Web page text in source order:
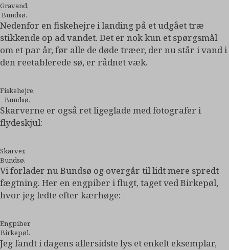
Gravand,
Bundsø.
Nedenfor en fiskehejre i landing på et udgået træ
stikkende op ad vandet. Det er nok kun et spørgsmål
om et par år, før alle de døde træer, der nu står i vand i
den reetablerede sø, er rådnet væk.
Fiskehejre,
Bundsø.
Skarverne er også ret ligeglade med fotografer i
flydeskjul:
Skarver,
Bundsø.
Vi forlader nu Bundsø og overgår til lidt mere spredt
fægtning. Her en engpiber i flugt, taget ved Birkepøl,
hvor jeg ledte efter kærhøge:
Engpiber,
Birkepøl.
Jeg fandt i dagens allersidste lys et enkelt eksemplar,